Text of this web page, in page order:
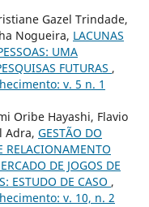
Gazel Trindade,
Nogueira, LACUNAS
UMA
FUTURAS ,
v. 5 n. 1
Oribe Hayashi, Flavio
Adra, GESTÃO DO
RELACIONAMENTO
DE JOGOS DE
ESTUDO DE CASO ,
v. 10, n. 2